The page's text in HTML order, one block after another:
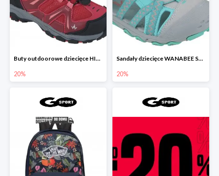
Buty outdoorowe dziecięce HIKE 200 2 LOW KID ROSE
20%
Sandały dziecięce WANABEE SAND 300 GRIS TURQUOISE
20%